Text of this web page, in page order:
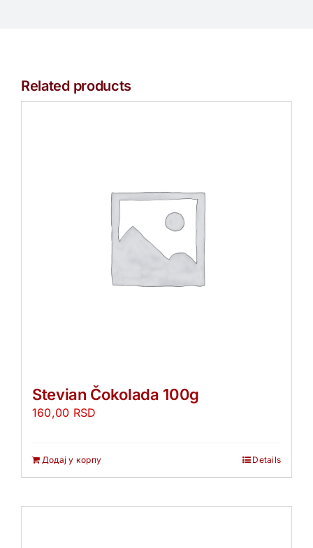
Related products
Stevian Čokolada 100g
160,00 RSD
Додај у корпу Details